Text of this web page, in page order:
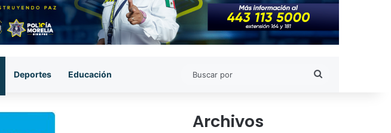
Deportes Educación
Archivos